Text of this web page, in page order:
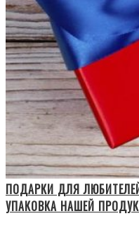
ПОДАРКИ ДЛЯ
УПАКОВКА НАШЕЙ